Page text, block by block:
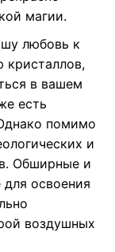
магии.
любовь к
кристаллов,
в вашем
есть
помимо
и
Обширные и
освоения
воздушных